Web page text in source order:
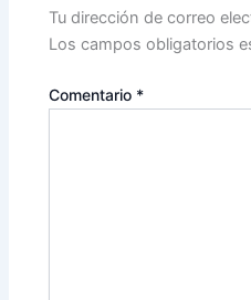
Tu dirección de correo
Los campos obligatorios
Comentario *